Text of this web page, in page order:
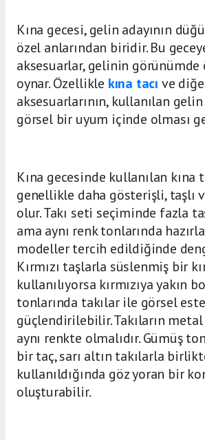
Kına gecesi, gelin adayının
özel anlarından biridir. Bu
aksesuarlar, gelinin
oynar. Özellikle kına tacı ve
aksesuarlarının, kullanılan
görsel bir uyum içinde olması
Kına gecesinde kullanılan kına
genellikle daha gösterişli, taşlı
olur. Takı seti seçiminde fazla
ama aynı renk tonlarında
modeller tercih edildiğinde
Kırmızı taşlarla süslenmiş bir
kullanılıyorsa kırmızıya yakın
tonlarında takılar ile görsel
güçlendirilebilir. Takıların
aynı renkte olmalıdır. Gümüş
bir taç, sarı altın takılarla
kullanıldığında göz yoran bir
oluşturabilir.